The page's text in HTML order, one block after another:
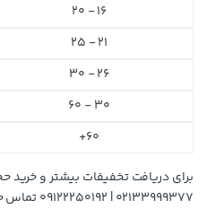
16 - 20
21 - 25
26 - 30
30 - 60
60+
برای دریافت تخفیفات بیشتر و خرید
۰۲۱۳۳۹۹۹۳۷۷ | ۰۹۱۲۲۲۵۰۱۹۲ تماس حاصل نمایید.